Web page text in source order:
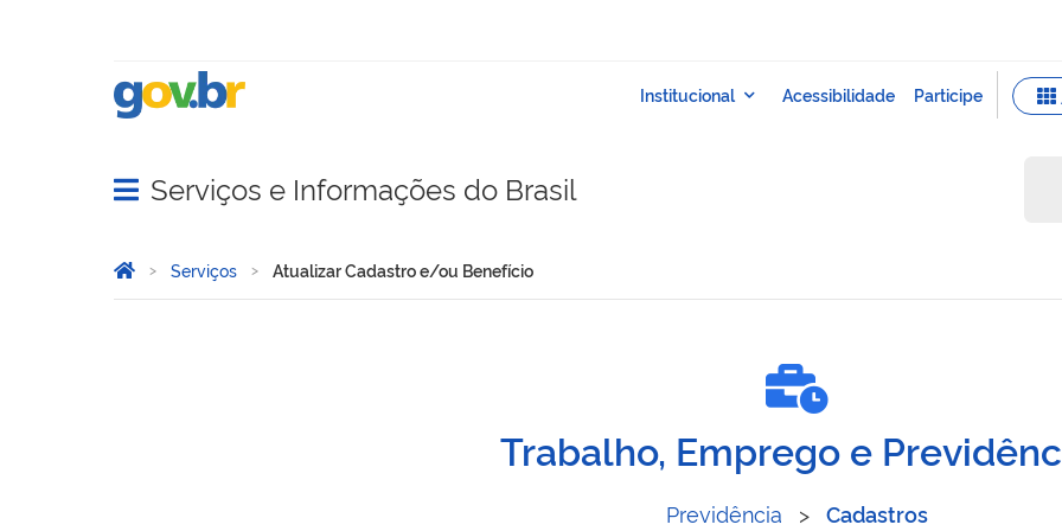
Abrir menu principal de navegação
Serviços e Informações do Brasil
Você está aqui:
Página Inicial
Serviços Atualizar Cadastro e/ou Benefício
Trabalho, Emprego e
Previdência > Cadastros